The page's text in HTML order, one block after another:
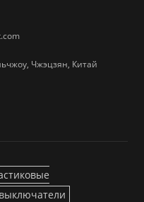
Чжэцзян, Китай